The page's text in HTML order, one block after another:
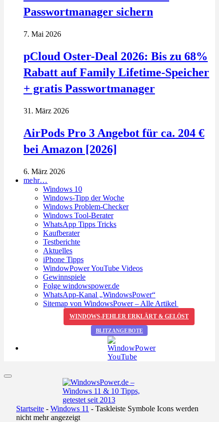
Passwortmanager sichern
7. Mai 2026
pCloud Oster-Deal 2026: Bis zu 68%
Rabatt auf Family Lifetime-Speicher
+ gratis Passwortmanager
31. März 2026
AirPods Pro 3 Angebot für ca. 204 €
bei Amazon [2026]
6. März 2026
mehr…
Windows 10
Windows-Tipp der Woche
Windows Problem-Checker
Windows Tool-Berater
WhatsApp Tipps Tricks
Kaufberater
Testberichte
Aktuelles
iPhone Tipps
WindowPower YouTube Videos
Gewinnspiele
Folge windowspower.de
WhatsApp-Kanal „WindowsPower“
Sitemap von WindowsPower – Alle Artikel
WINDOWS-FEHLER ERKLÄRT & GELÖST
BLITZANGEBOTE
Startseite - Windows 11 - Taskleiste Symbole Icons werden
nicht mehr angezeigt